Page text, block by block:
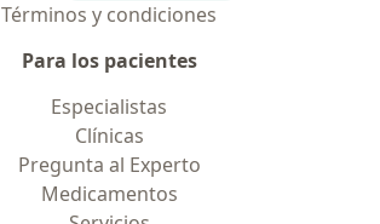
Términos y condiciones
Para los pacientes
Especialistas
Clínicas
Pregunta al Experto
Medicamentos